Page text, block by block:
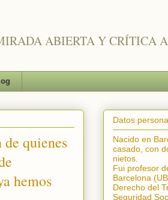
ABIERTA Y CRÍTICA
quienes
hemos
Datos
Nacido en
casado, con
nietos.
Fui profesor
Barcelona
Derecho del
Seguridad